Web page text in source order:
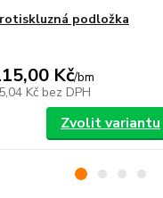
podložka
Kč/bm
Kč bez DPH
Zvolit variantu